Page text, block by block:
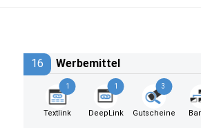
16 Werbemittel
1
Textlink
1
DeepLink
3
Gutscheine